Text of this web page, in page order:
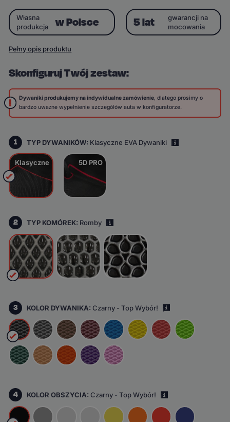
Skonfiguruj Twój zestaw:
Dywaniki produkujemy na indywidualne zamówienie, dlatego prosimy o
bardzo uważne wypełnienie szczegółów auta w konfiguratorze.
1 TYP DYWANIKÓW: Klasyczne EVA Dywaniki
Klasyczne 5D PRO
2 TYP KOMÓREK: Romby
3 KOLOR DYWANIKA:Czarny - Top Wybór! i
4 KOLOR OBSZYCIA:Czarny - Top Wybór!
Własna
produkcja
w Polsce 5 lat
gwarancji na
mocowania
Pełny opis produktu